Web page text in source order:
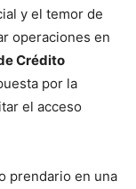
y el temor de
operaciones en
Crédito
por la
el acceso
prendario en una